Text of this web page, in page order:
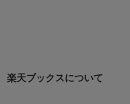
楽天ブックスについて